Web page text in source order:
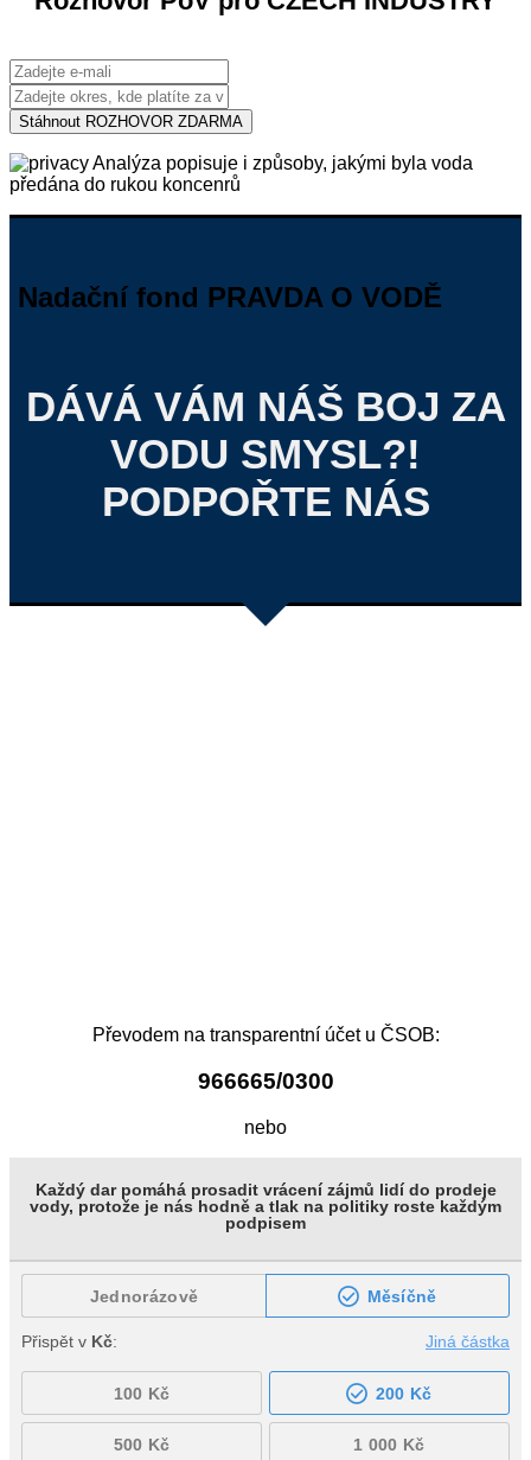
Stáhnout ROZHOVOR ZDARMA
Analýza popisuje i způsoby, jakými byla voda
předána do rukou koncenrů
Nadační fond PRAVDA O VODĚ
DÁVÁ VÁM NÁŠ BOJ ZA
VODU SMYSL?!
PODPOŘTE NÁS
Převodem na transparentní účet u ČSOB:
966665/0300
nebo